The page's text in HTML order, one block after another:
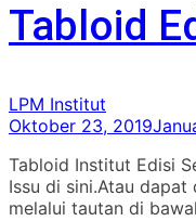
Tabloid
LPM Institut
Oktober 23, 2019
Tabloid Institut Edisi
Issu di sini.Atau
melalui tautan di